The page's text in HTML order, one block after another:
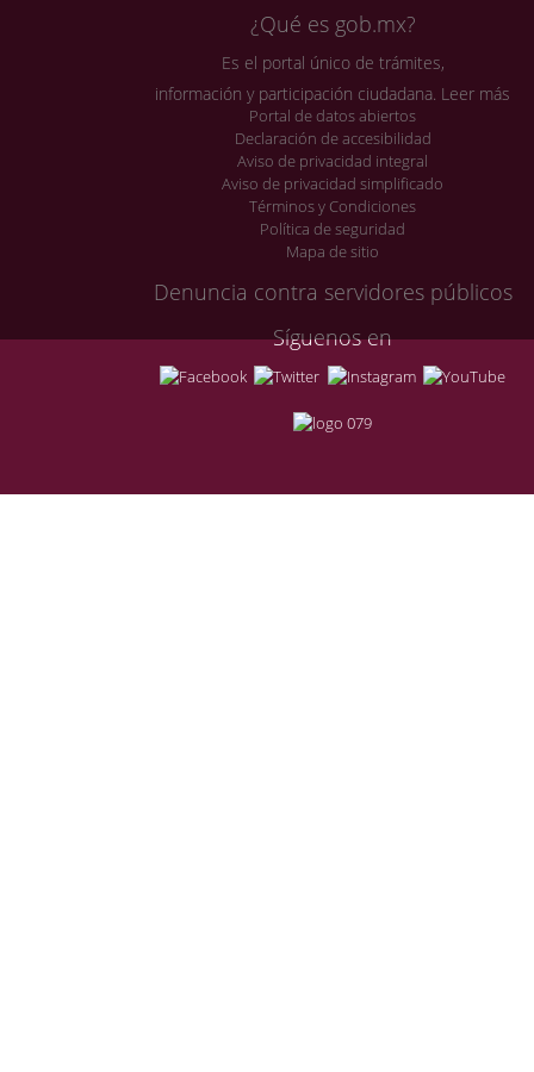
¿Qué es gob.mx?
Es el portal único de trámites,
información y participación ciudadana. Leer más
Portal de datos abiertos
Declaración de accesibilidad
Aviso de privacidad integral
Aviso de privacidad simplificado
Términos y Condiciones
Política de seguridad
Mapa de sitio
Denuncia contra servidores públicos
Síguenos en